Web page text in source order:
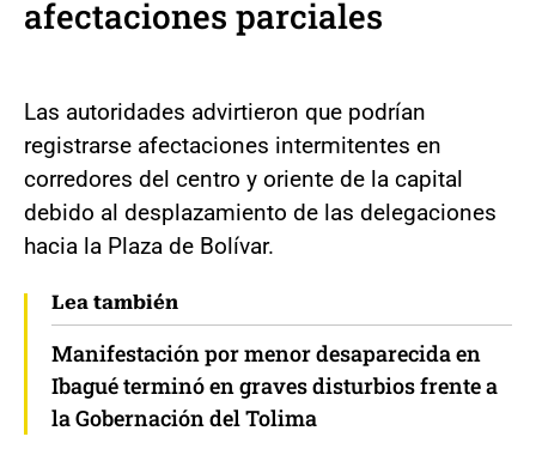
afectaciones parciales
Las autoridades advirtieron que podrían
registrarse afectaciones intermitentes en
corredores del centro y oriente de la capital
debido al desplazamiento de las delegaciones
hacia la Plaza de Bolívar.
Lea también
Manifestación por menor desaparecida en
Ibagué terminó en graves disturbios frente a
la Gobernación del Tolima